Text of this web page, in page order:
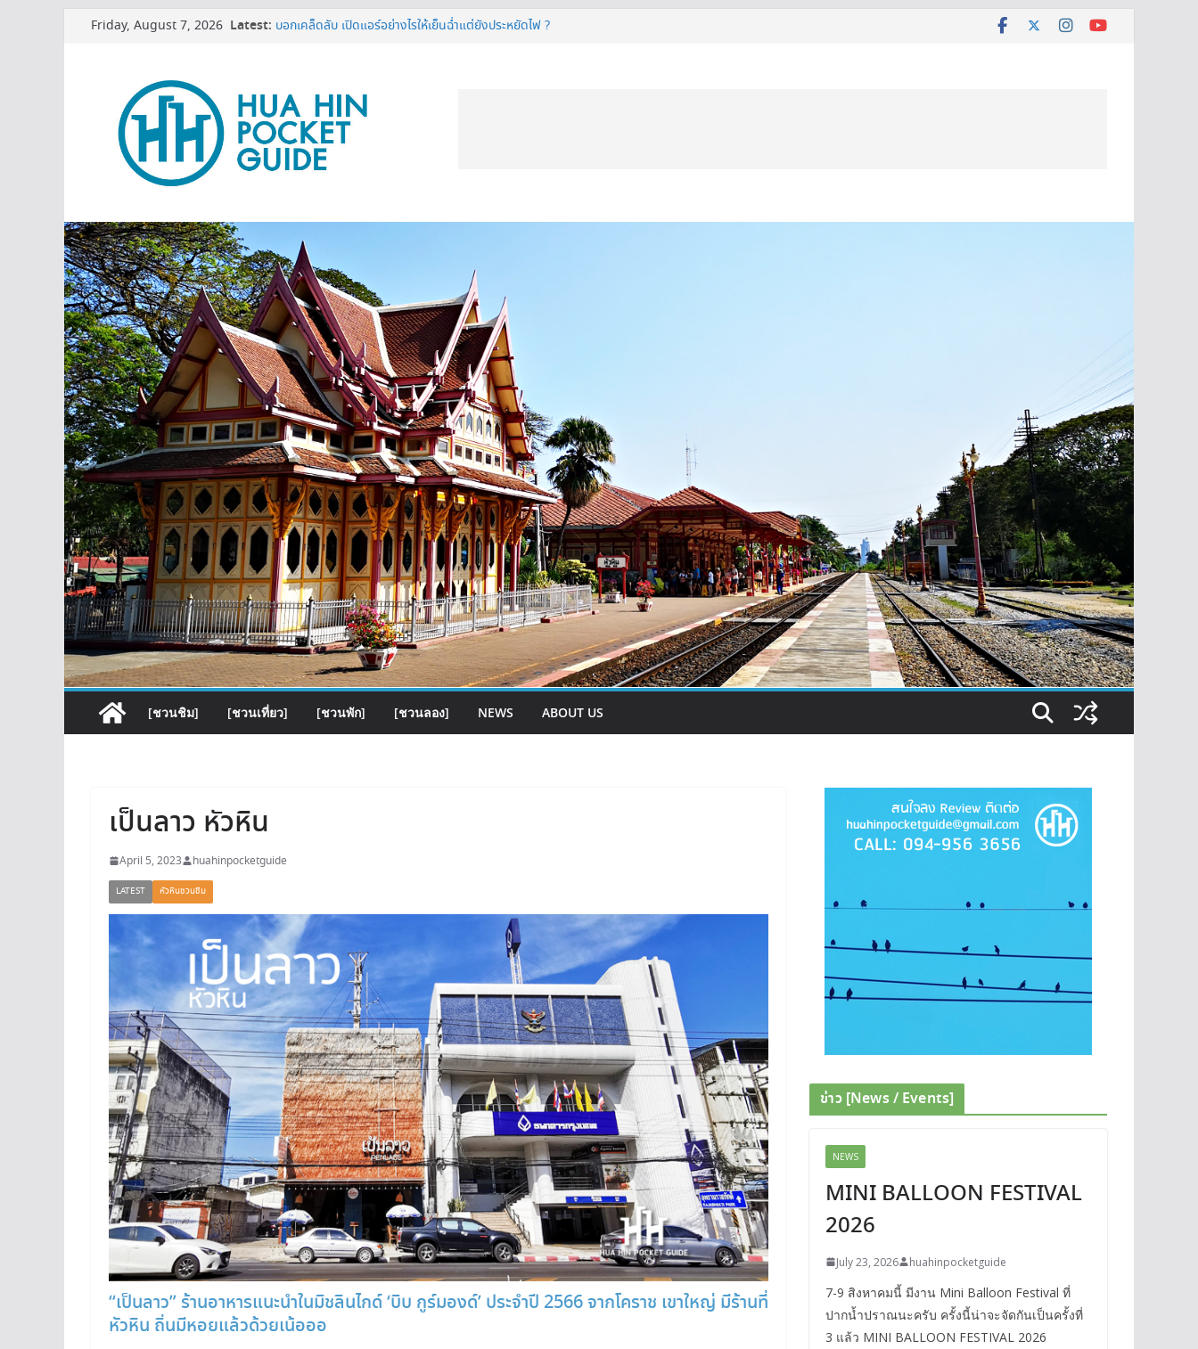
Friday, August 7, 2026 Latest: เครื่องกรองน้ำเซนเซอร์ ดียังไง ทำไมต้องมีติดบ้าน ?
หมดโปร 3 ปีต้องดู! ทริกยื่นรีไฟแนนซ์บ้านเซฟเงินได้เพียบ
[ชวนชิม] [ชวนเที่ยว] [ชวนพัก] [ชวนลอง] NEWS ABOUT US
เป็นลาว หัวหิน
April 5, 2023 huahinpocketguide
LATEST หัวหินชวนชิม
“เป็นลาว” ร้านอาหารแนะนำในมิชลินไกด์ ‘บิบ กูร์มองด์’ ประจำปี 2566 จากโคราช เขาใหญ่ มีร้านที่
หัวหิน ถิ่นมีหอยแล้วด้วยเน้อออ
ข่าว [News / Events]
NEWS
MINI BALLOON FESTIVAL
2026
July 23, 2026 huahinpocketguide
7-9 สิงหาคมนี้ มีงาน Mini Balloon Festival ที่
ปากน้ำปราณนะครับ ครั้งนี้น่าจะจัดกันเป็นครั้งที่
3 แล้ว MINI BALLOON FESTIVAL 2026